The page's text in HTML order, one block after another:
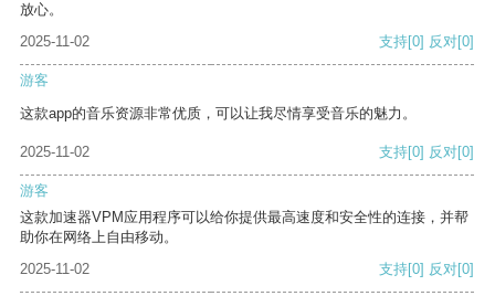
放心。
2025-11-02
支持[0] 反对[0]
游客
这款app的音乐资源非常优质，可以让我尽情享受音乐的魅力。
2025-11-02 支持[0] 反对[0]
游客
这款加速器VPM应用程序可以给你提供最高速度和安全性的连接，并帮
助你在网络上自由移动。
2025-11-02
支持[0] 反对[0]